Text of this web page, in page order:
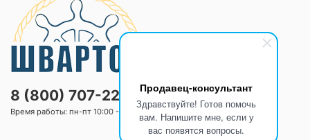
Продавец-консультант
Здравствуйте! Готов помочь
вам. Напишите мне, если у
вас появятся вопросы.
8 (800) 707-2205
Время работы: пн-пт 10:00 -20:00 сб-вс 10:00 -18:00